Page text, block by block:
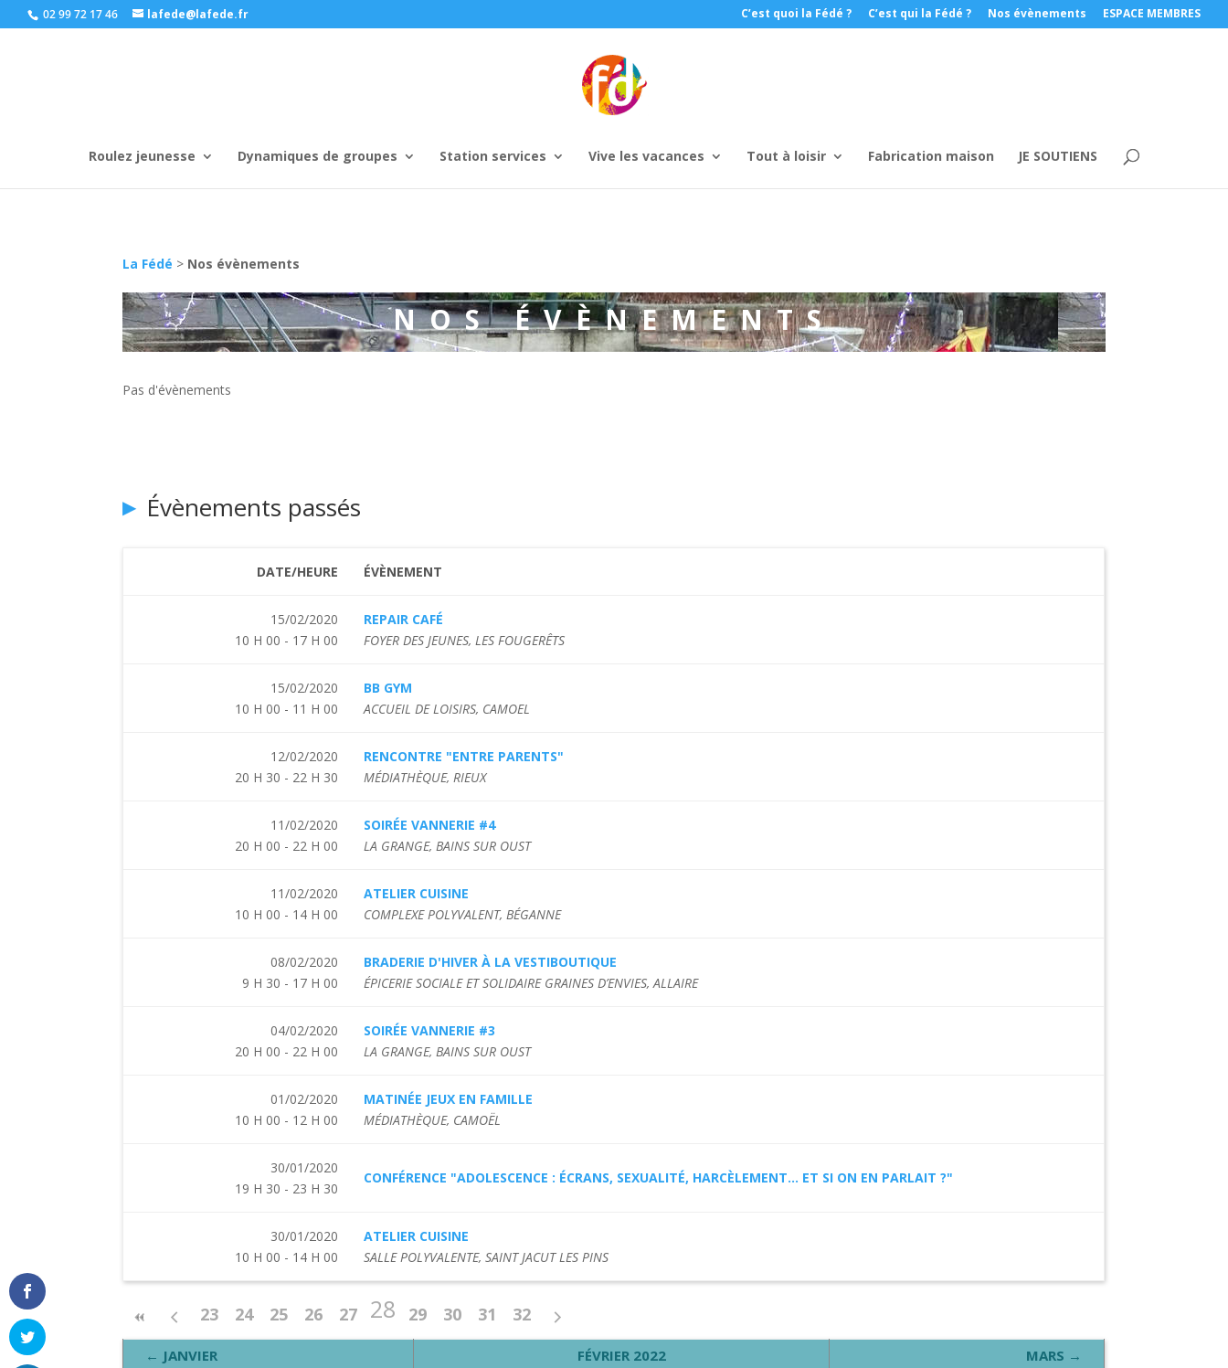
02 99 72 17 46 lafede@lafede.fr C’est quoi la Fédé ? C’est qui la Fédé ? Nos évènements ESPACE MEMBRES
Roulez jeunesse Dynamiques de groupes Station services Vive les vacances Tout à loisir Fabrication maison JE SOUTIENS
La Fédé > Nos évènements
NOS ÉVÈNEMENTS
Pas d'évènements
Évènements passés
DATE/HEURE ÉVÈNEMENT
15/02/2020
10 H 00 - 17 H 00
REPAIR CAFÉ
FOYER DES JEUNES, LES FOUGERÊTS
15/02/2020
10 H 00 - 11 H 00
BB GYM
ACCUEIL DE LOISIRS, CAMOEL
12/02/2020
20 H 30 - 22 H 30
RENCONTRE "ENTRE PARENTS"
MÉDIATHÈQUE, RIEUX
11/02/2020
20 H 00 - 22 H 00
SOIRÉE VANNERIE #4
LA GRANGE, BAINS SUR OUST
11/02/2020
10 H 00 - 14 H 00
ATELIER CUISINE
COMPLEXE POLYVALENT, BÉGANNE
08/02/2020
9 H 30 - 17 H 00
BRADERIE D'HIVER À LA VESTIBOUTIQUE
ÉPICERIE SOCIALE ET SOLIDAIRE GRAINES D’ENVIES, ALLAIRE
04/02/2020
20 H 00 - 22 H 00
SOIRÉE VANNERIE #3
LA GRANGE, BAINS SUR OUST
01/02/2020
10 H 00 - 12 H 00
MATINÉE JEUX EN FAMILLE
MÉDIATHÈQUE, CAMOËL
30/01/2020
19 H 30 - 23 H 30
CONFÉRENCE "ADOLESCENCE : ÉCRANS, SEXUALITÉ, HARCÈLEMENT... ET SI ON EN PARLAIT ?"
30/01/2020
10 H 00 - 14 H 00
ATELIER CUISINE
SALLE POLYVALENTE, SAINT JACUT LES PINS
23 24 25 26 27 28 29 30 31 32
← JANVIER FÉVRIER 2022 MARS →